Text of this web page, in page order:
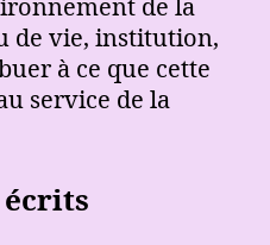
de la
de vie, institution,
à ce que cette
service de la
écrits